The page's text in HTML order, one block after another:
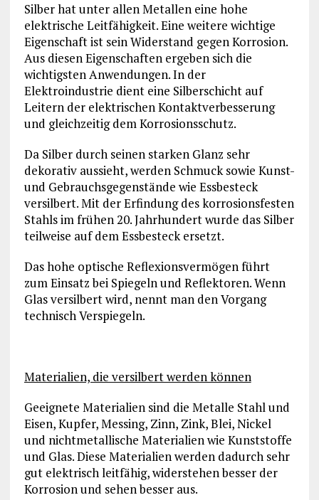
Silber hat unter allen Metallen eine hohe
elektrische Leitfähigkeit. Eine weitere wichtige
Eigenschaft ist sein Widerstand gegen Korrosion.
Aus diesen Eigenschaften ergeben sich die
wichtigsten Anwendungen. In der
Elektroindustrie dient eine Silberschicht auf
Leitern der elektrischen Kontaktverbesserung
und gleichzeitig dem Korrosionsschutz.
Da Silber durch seinen starken Glanz sehr
dekorativ aussieht, werden Schmuck sowie Kunst-
und Gebrauchsgegenstände wie Essbesteck
versilbert. Mit der Erfindung des korrosionsfesten
Stahls im frühen 20. Jahrhundert wurde das Silber
teilweise auf dem Essbesteck ersetzt.
Das hohe optische Reflexionsvermögen führt
zum Einsatz bei Spiegeln und Reflektoren. Wenn
Glas versilbert wird, nennt man den Vorgang
technisch Verspiegeln.
Materialien, die versilbert werden können
Geeignete Materialien sind die Metalle Stahl und
Eisen, Kupfer, Messing, Zinn, Zink, Blei, Nickel
und nichtmetallische Materialien wie Kunststoffe
und Glas. Diese Materialien werden dadurch sehr
gut elektrisch leitfähig, widerstehen besser der
Korrosion und sehen besser aus.